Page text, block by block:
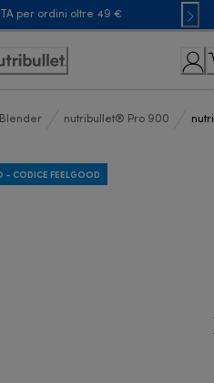
per ordini oltre 49 €
nutribullet® Pro 900
- CODICE FEELGOOD